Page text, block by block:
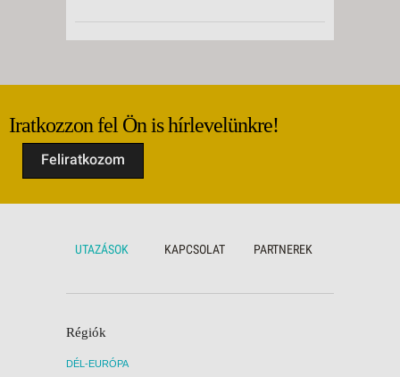
Iratkozzon fel Ön is hírlevelünkre!
Feliratkozom
UTAZÁSOK KAPCSOLAT PARTNEREK
Régiók
DÉL-EURÓPA